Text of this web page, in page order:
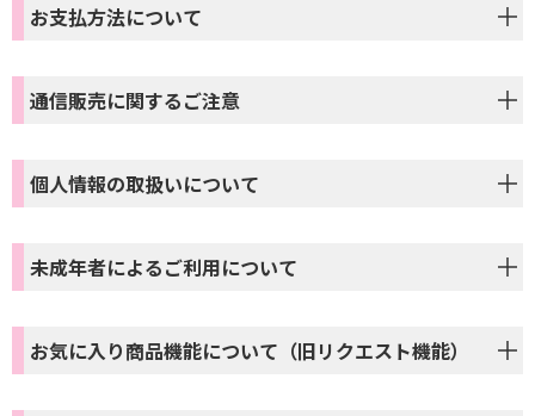
お支払方法について
通信販売に関するご注意
個人情報の取扱いについて
未成年者によるご利用について
お気に入り商品機能について（旧リクエスト機能）